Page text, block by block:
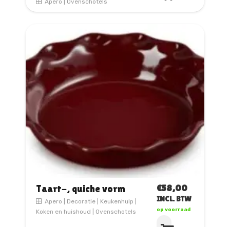
Apero Ovenschotels
Taart-, quiche vorm
Apero Decoratie| Keukenhulp
Koken en huishoud
Ovenschotels
€58,00
INCL. BTW
op voorraad